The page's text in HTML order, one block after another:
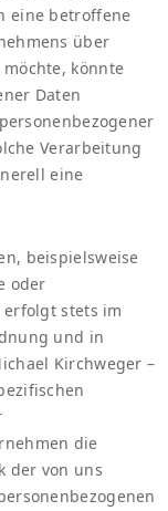
eine betroffene
über
könnte
Daten
Verarbeitung
eine
beispielsweise
oder
stets im
und in
Kirchweger –
die
der von uns